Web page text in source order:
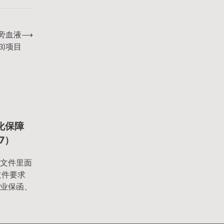
血液
项目
⟶
保障
件里面
要求
保函、